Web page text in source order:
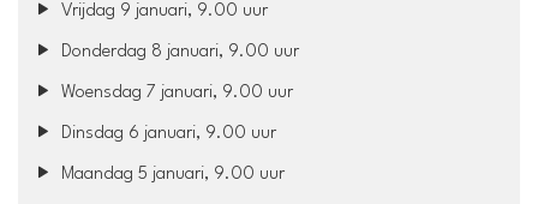
Vrijdag 9 januari, 9.00 uur
Donderdag 8 januari, 9.00 uur
Woensdag 7 januari, 9.00 uur
Dinsdag 6 januari, 9.00 uur
Maandag 5 januari, 9.00 uur